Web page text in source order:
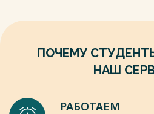
Выделяют несколько причин
естественные и искусственные.
Весь текст будет доступен
Весь текст будет доступен
ПОЧЕМУ
НАШ
РАБОТАЕМ